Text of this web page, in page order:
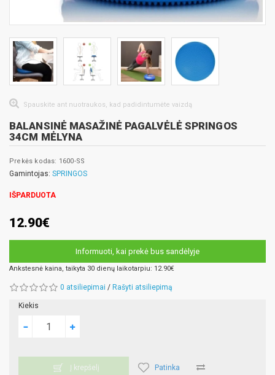
Spauskite ant nuotraukos, kad padidintumėte vaizdą
BALANSINĖ MASAŽINĖ PAGALVĖLĖ SPRINGOS
34CM MĖLYNA
Prekės kodas: 1600-SS
Gamintojas: SPRINGOS
IŠPARDUOTA
12.90€
Informuoti, kai prekė bus sandėlyje
Ankstesnė kaina, taikyta 30 dienų laikotarpiu: 12.90€
0 atsiliepimai / Rašyti atsiliepimą
Kiekis
Į krepšelį Patinka